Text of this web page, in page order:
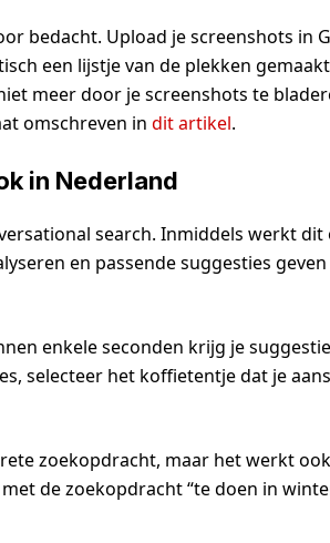
bedacht. Upload je screenshots in
een lijstje van de plekken
meer door je screenshots te
omschreven in dit artikel.
in Nederland
search. Inmiddels werkt dit
en passende suggesties geven
enkele seconden krijg je
selecteer het koffietentje dat je
zoekopdracht, maar het werkt
de zoekopdracht “te doen in